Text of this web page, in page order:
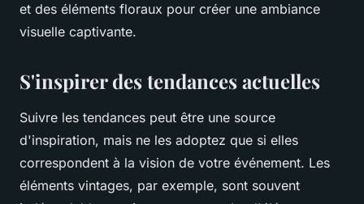
et des éléments floraux pour créer une ambiance
visuelle captivante.
S'inspirer des tendances actuelles
Suivre les tendances peut être une source
d'inspiration, mais ne les adoptez que si elles
correspondent à la vision de votre événement. Les
éléments vintages, par exemple, sont souvent